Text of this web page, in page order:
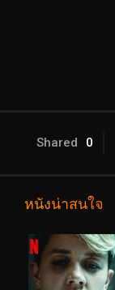
Shared 0
หนังน่าสนใจ